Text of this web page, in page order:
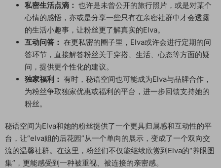
私密生活点滴： 也许是未曾公开的旅行照片，或是对某个
心情的感悟，亦或是分享一些只有在亲密社群中才会透露
的生活小趣事，让粉丝更了解真实的Elva。
互动问答： 在更私密的圈子里，Elva或许会进行定期的问
答环节，直接解答粉丝关于穿搭、生活、心态等方面的疑
问，提供更个性化的建议。
独家福利： 有时，秘语空间也可能成为Elva与品牌合作，
为粉丝争取独家优惠或福利的平台，进一步回馈支持她的
粉丝。
秘语空间为Elva和她的粉丝提供了一个更具归属感和互动性的平
台，让“elva姐的后花园”从一个单向的展示，变成了一个双向交
流的温馨社群。在这里，粉丝们不仅能继续欣赏到Elva的“养眼图
集”，更能感受到一种被重视、被连接的亲密感。